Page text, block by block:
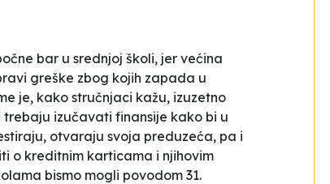
bar u srednjoj školi, jer većina
greške zbog kojih zapada u
je, kako stručnjaci kažu, izuzetno
trebaju izučavati finansije kako bi u
otvaraju svoja preduzeća, pa i
o kreditnim karticama i njihovim
bismo mogli povodom 31.